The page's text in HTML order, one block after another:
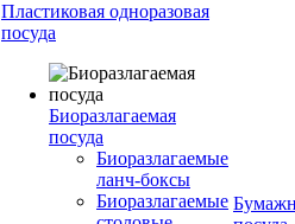
Пластиковая одноразовая
посуда
Биоразлагаемая
посуда
Биоразлагаемые
ланч-боксы
Биоразлагаемые